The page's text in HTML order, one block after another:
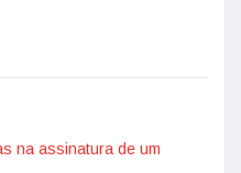
na assinatura de um